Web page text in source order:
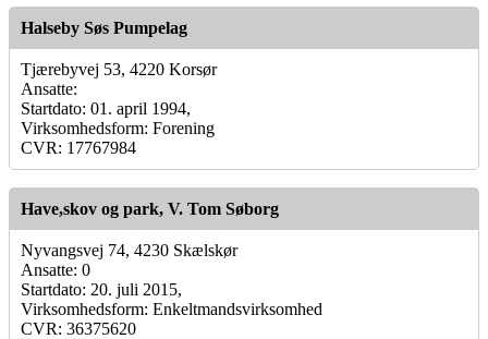
Halseby Søs Pumpelag
Tjærebyvej 53, 4220 Korsør
Ansatte:
Startdato: 01. april 1994,
Virksomhedsform: Forening
CVR: 17767984
Have,skov og park, V. Tom Søborg
Nyvangsvej 74, 4230 Skælskør
Ansatte: 0
Startdato: 20. juli 2015,
Virksomhedsform: Enkeltmandsvirksomhed
CVR: 36375620